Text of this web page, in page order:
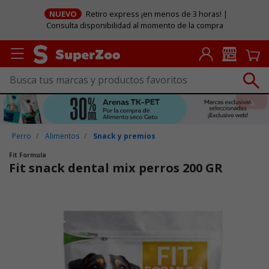
NUEVO
Retiro express ¡en menos de 3 horas! |
Consulta disponibilidad al momento de la compra
Perro Alimentos Snack y premios
Fit Formula
Fit snack dental mix perros 200 GR